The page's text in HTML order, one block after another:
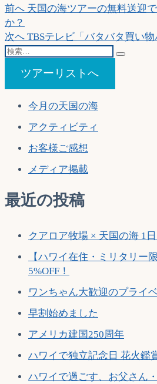
投
稿
ナ
ゲ
ー
シ
ョ
ン
前へ 過
の
投
天国の海ツアーの無料送迎
か？
次へ 次
の
稿:
TBSテレビ「バタバタ買い
検
ツアーリストへ
今月の天国の海
アクティビティ
お客様ご感想
メディア掲載
最近の投稿
クアロア牧場 × 天国の海 1
【ハワイ在住・ミリタリー
5%OFF！
ワンちゃん大歓迎のプライ
早割始めました
アメリカ建国250周年
ハワイで独立記念日 花火鑑
ハワイで過ごす、お父さん